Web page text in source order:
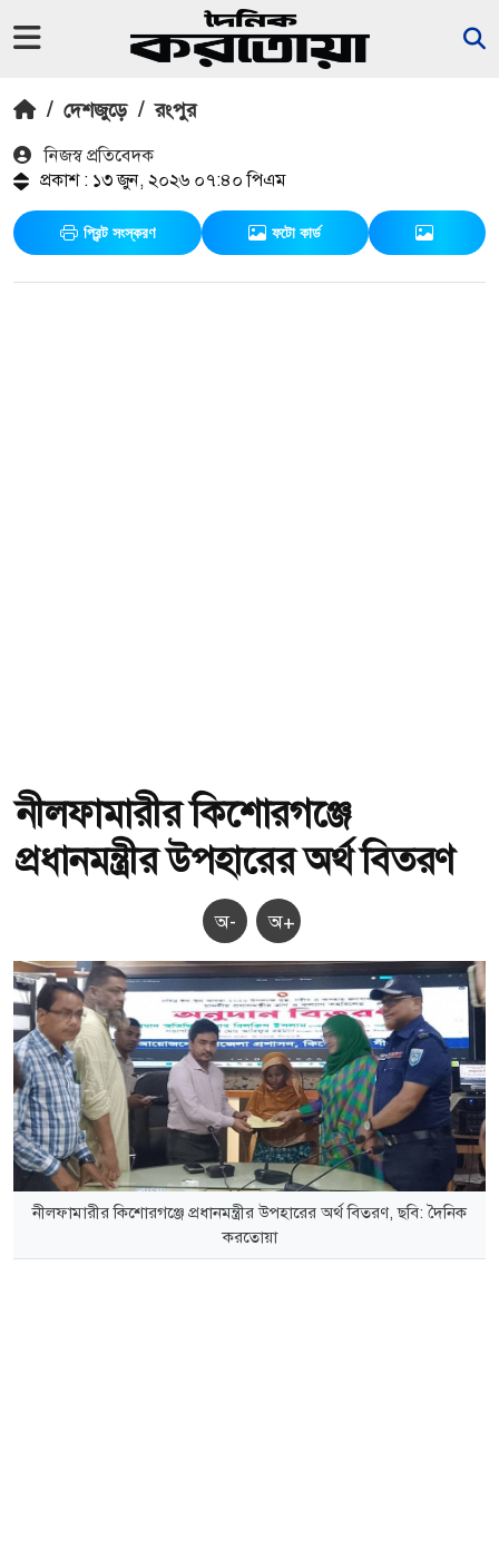
/ দেশজুড়ে / রংপুর
নিজস্ব প্রতিবেদক
প্রকাশ : ১৩ জুন, ২০২৬ ০৭:৪০ পিএম
প্রিন্ট সংস্করণ ফটো কার্ড
নীলফামারীর কিশোরগঞ্জে
প্রধানমন্ত্রীর উপহারের অর্থ বিতরণ
অ- অ+
নীলফামারীর কিশোরগঞ্জে প্রধানমন্ত্রীর উপহারের অর্থ বিতরণ, ছবি: দৈনিক
করতোয়া